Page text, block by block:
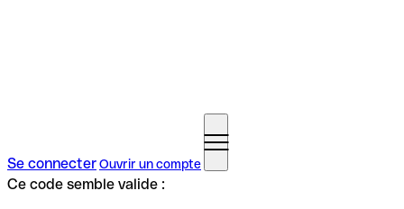
Se connecterOuvrir un compte
Ce code semble valide :